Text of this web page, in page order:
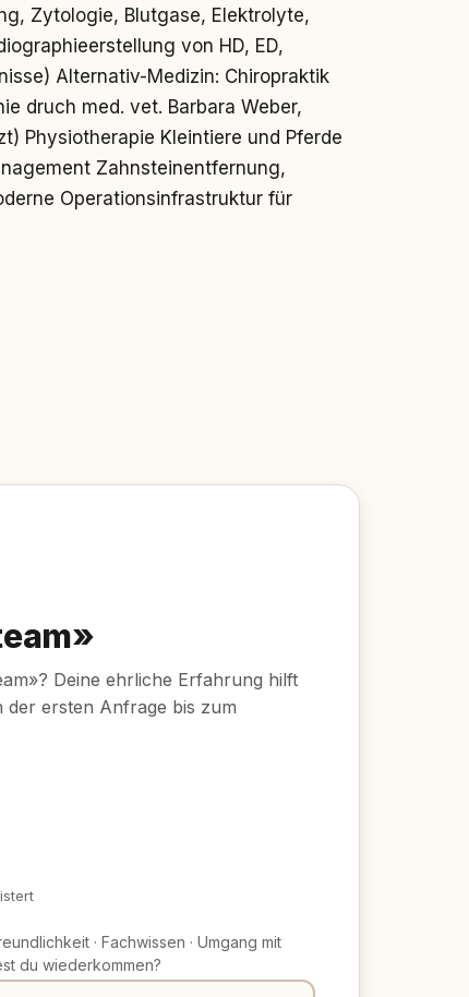
Zytologie, Blutgase, Elektrolyte,
von HD, ED,
Alternativ-Medizin: Chiropraktik
druch med. vet. Barbara Weber,
Physiotherapie Kleintiere und Pferde
Zahnsteinentfernung,
Operationsinfrastruktur für
Deine ehrliche Erfahrung hilft
ersten Anfrage bis zum
· Fachwissen · Umgang mit
du wiederkommen?